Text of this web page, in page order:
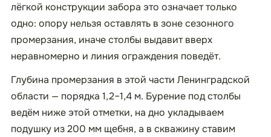
лёгкой конструкции забора это означает только
одно: опору нельзя оставлять в зоне сезонного
промерзания, иначе столбы выдавит вверх
неравномерно и линия ограждения поведёт.
Глубина промерзания в этой части Ленинградской
области — порядка 1,2–1,4 м. Бурение под столбы
ведём ниже этой отметки, на дно укладываем
подушку из 200 мм щебня, а в скважину ставим